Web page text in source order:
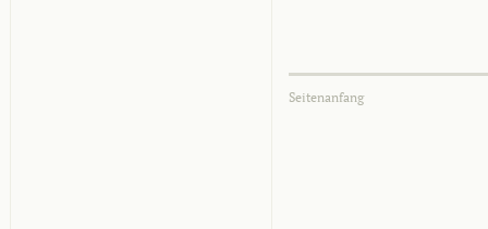
Seitenanfang